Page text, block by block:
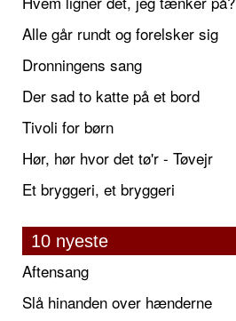
Alle går rundt og forelsker sig
Dronningens sang
Der sad to katte på et bord
Tivoli for børn
Hør, hør hvor det tø'r - Tøvejr
Et bryggeri, et bryggeri
10 nyeste
Aftensang
Slå hinanden over hænderne